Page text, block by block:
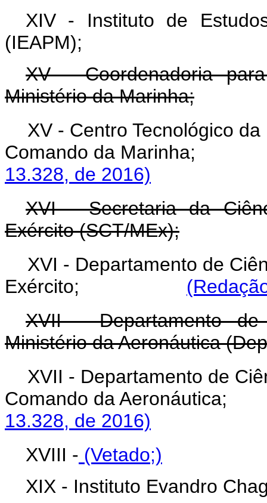
XIV - Instituto de
(IEAPM);
XV - Coordenadoria
Ministério da Marinha;
XV - Centro Tecnológico
Comando da
13.328, de 2016)
XVI - Secretaria da
Exército (SCT/MEx);
XVI - Departamento de
Exército;
XVII - Departamento
Ministério da Aeronáutica
XVII - Departamento de
Comando da
13.328, de 2016)
XVIII - (Vetado;)
XIX - Instituto Evandro